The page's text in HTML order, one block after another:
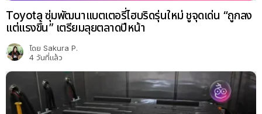
Toyota ซุ่มพัฒนาแบตเตอรี่ไฮบริดรุ่นใหม่ ชูจุดเด่น “ถูกลง
แต่แรงขึ้น” เตรียมลุยตลาดปีหน้า
โดย Sakura P.
4 วันที่แล้ว